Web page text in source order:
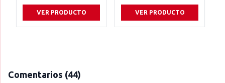
VER PRODUCTO VER PRODUCTO
Comentarios (44)